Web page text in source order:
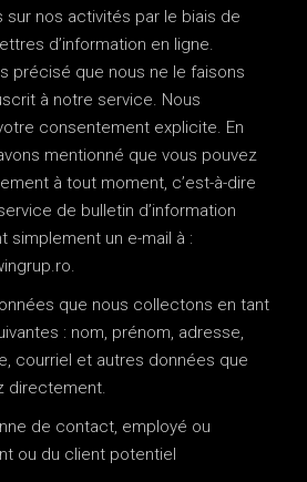
sur nos activités par le biais de
d’information en ligne.
précisé que nous ne le faisons
à notre service. Nous
consentement explicite. En
mentionné que vous pouvez
à tout moment, c’est-à-dire
de bulletin d’information
simplement un e-mail à :
que nous collectons en tant
: nom, prénom, adresse,
courriel et autres données que
directement.
de contact, employé ou
ou du client potentiel